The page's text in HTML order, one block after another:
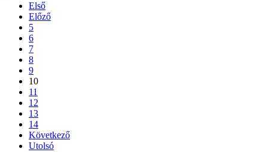
Első
Előző
5
6
7
8
9
10
11
12
13
14
Következő
Utolsó